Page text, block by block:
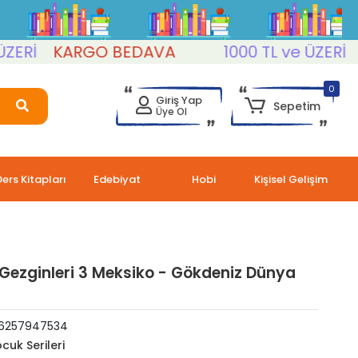
KARGO BEDAVA 1000 TL ve ÜZERİ
Giriş Yap
Üye Ol
0
Sepetim
Kitapları Edebiyat Hobi Kişisel Gelişim
3 Meksiko - Gökdeniz Dünya
Serileri